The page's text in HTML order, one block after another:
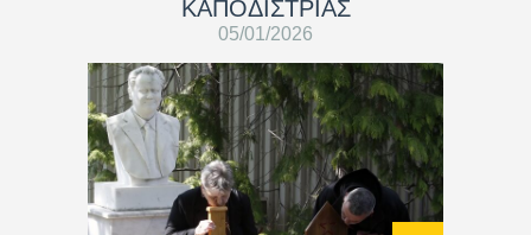
ΚΑΠΟΔΙΣΤΡΙΑΣ
05/01/2026